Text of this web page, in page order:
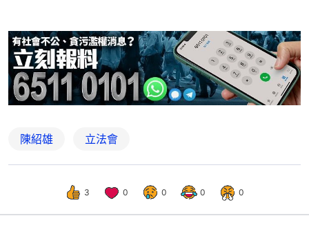
陳紹雄 立法會
3 0 0 0 0